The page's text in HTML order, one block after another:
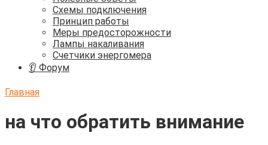
Схемы подключения
Принцип работы
Меры предосторожности
Лампы накаливания
Счетчики энергомера
👂 Форум
Главная
на что обратить внимание